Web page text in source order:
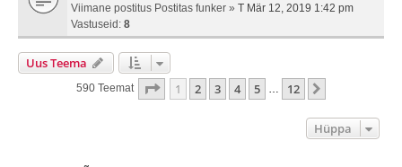
Viimane postitus Postitas funker » T Mär 12, 2019 1:42 pm
Vastuseid: 8
Uus Teema
590 Teemat . Leht12 -st
1 2 3 4 5 … 12
Hüppa